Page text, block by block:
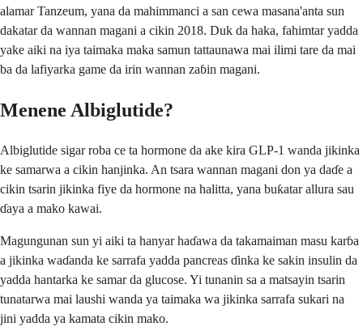
alamar Tanzeum, yana da mahimmanci a san cewa masana'anta sun
dakatar da wannan magani a cikin 2018. Duk da haka, fahimtar yadda
yake aiki na iya taimaka maka samun tattaunawa mai ilimi tare da mai
ba da lafiyarka game da irin wannan zaɓin magani.
Menene Albiglutide?
Albiglutide sigar roba ce ta hormone da ake kira GLP-1 wanda jikinka
ke samarwa a cikin hanjinka. An tsara wannan magani don ya daɗe a
cikin tsarin jikinka fiye da hormone na halitta, yana buƙatar allura sau
ɗaya a mako kawai.
Magungunan sun yi aiki ta hanyar haɗawa da takamaiman masu karɓa
a jikinka waɗanda ke sarrafa yadda pancreas ɗinka ke sakin insulin da
yadda hantarka ke samar da glucose. Yi tunanin sa a matsayin tsarin
tunatarwa mai laushi wanda ya taimaka wa jikinka sarrafa sukari na
jini yadda ya kamata cikin mako.